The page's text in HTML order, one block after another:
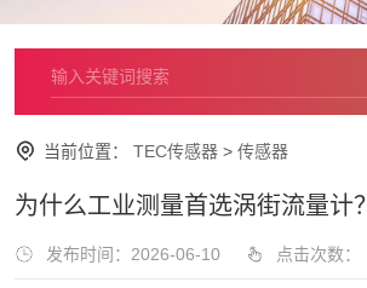
当前位置： TEC传感器 > 传感器
为什么工业测量首选涡街流量计？
发布时间：2026-06-10 点击次数：